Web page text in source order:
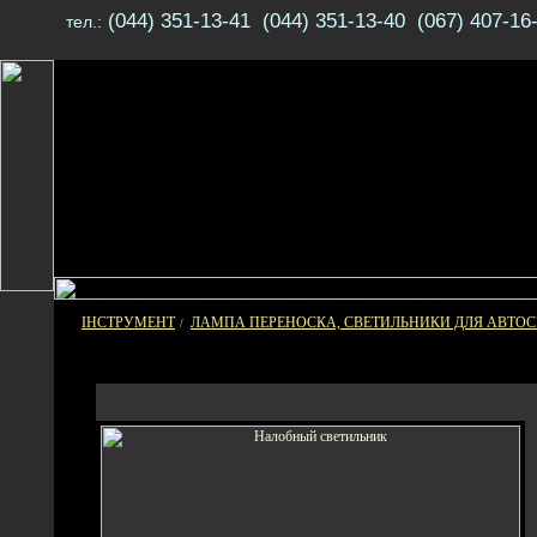
тел.: (044) 351-13-41 (044) 351-13-40 (067) 407-
ІНСТРУМЕНТ / ЛАМПА ПЕРЕНОСКА, СВЕТИЛЬНИКИ ДЛЯ